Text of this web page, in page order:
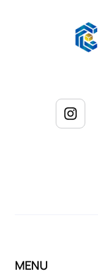
MENU